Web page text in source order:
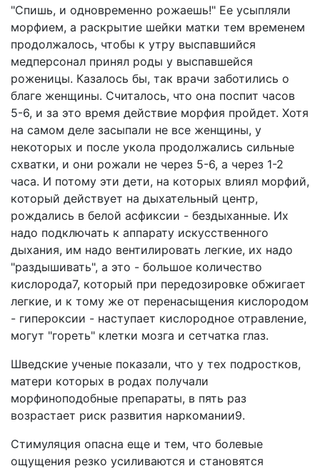
"Спишь, и одновременно рожаешь!" Ее усыпляли
морфием, а раскрытие шейки матки тем временем
продолжалось, чтобы к утру выспавшийся
медперсонал принял роды у выспавшейся
роженицы. Казалось бы, так врачи заботились о
благе женщины. Считалось, что она поспит часов
5-6, и за это время действие морфия пройдет. Хотя
на самом деле засыпали не все женщины, у
некоторых и после укола продолжались сильные
схватки, и они рожали не через 5-6, а через 1-2
часа. И потому эти дети, на которых влиял морфий,
который действует на дыхательный центр,
рождались в белой асфиксии - бездыханные. Их
надо подключать к аппарату искусственного
дыхания, им надо вентилировать легкие, их надо
"раздышивать", а это - большое количество
кислорода7, который при передозировке обжигает
легкие, и к тому же от перенасыщения кислородом
- гипероксии - наступает кислородное отравление,
могут "гореть" клетки мозга и сетчатка глаз.
Шведские ученые показали, что у тех подростков,
матери которых в родах получали
морфиноподобные препараты, в пять раз
возрастает риск развития наркомании9.
Стимуляция опасна еще и тем, что болевые
ощущения резко усиливаются и становятся